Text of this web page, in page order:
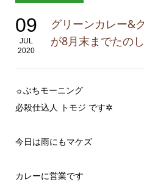
09
JUL
2020
グリーンカレー&
が8月末までたの
☼ぶちモーニング
必殺仕込人 トモジ です✲
今日は雨にもマケズ
カレーに営業です